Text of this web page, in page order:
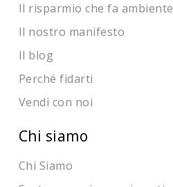
Il risparmio che fa ambiente
Il nostro manifesto
Il blog
Perché fidarti
Vendi con noi
Chi siamo
Chi Siamo